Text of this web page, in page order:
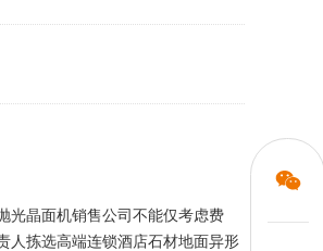
光晶面机销售公司不能仅考虑费
人拣选高端连锁酒店石材地面异形